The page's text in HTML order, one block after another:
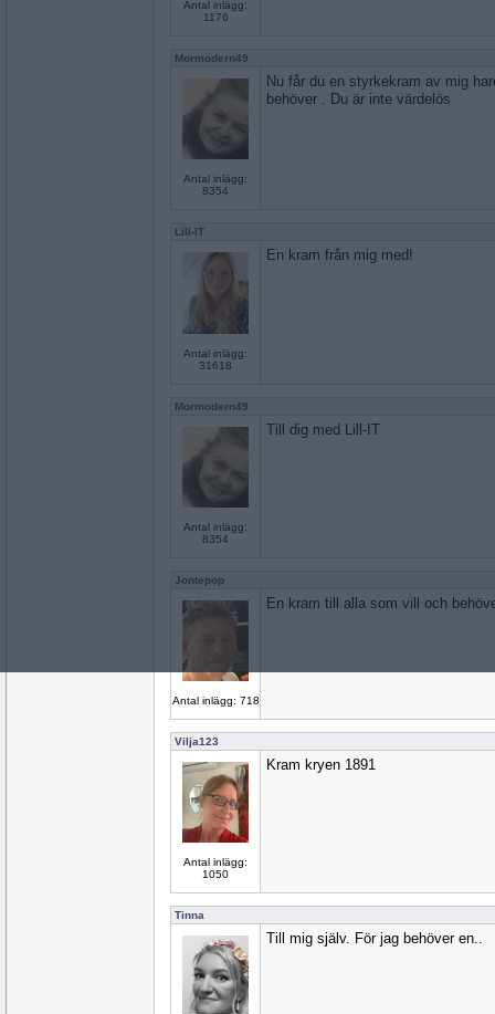
Antal inlägg:
1176
Mormodern49
Antal inlägg:
8354
Nu får du en styrkekram av mig
behöver . Du är inte värdelös
Lill-IT
Antal inlägg:
31618
En kram från mig med!
Mormodern49
Antal inlägg:
8354
Till dig med Lill-IT
Jontepop
Antal inlägg: 718
En kram till alla som vill och
Vilja123
Antal inlägg:
1050
Kram kryen 1891
Tinna
Till mig själv. För jag behöver en..